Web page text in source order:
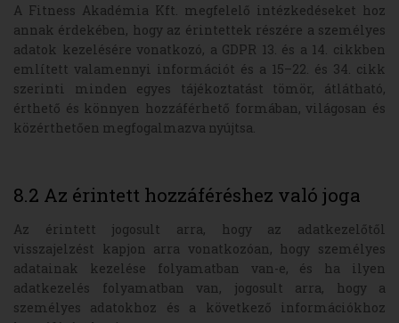
A Fitness Akadémia Kft. megfelelő intézkedéseket hoz
annak érdekében, hogy az érintettek részére a személyes
adatok kezelésére vonatkozó, a GDPR 13. és a 14. cikkben
említett valamennyi információt és a 15–22. és 34. cikk
szerinti minden egyes tájékoztatást tömör, átlátható,
érthető és könnyen hozzáférhető formában, világosan és
közérthetően megfogalmazva nyújtsa.
8.2 Az érintett hozzáféréshez való joga
Az érintett jogosult arra, hogy az adatkezelőtől
visszajelzést kapjon arra vonatkozóan, hogy személyes
adatainak kezelése folyamatban van-e, és ha ilyen
adatkezelés folyamatban van, jogosult arra, hogy a
személyes adatokhoz és a következő információkhoz